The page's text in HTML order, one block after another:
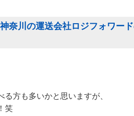
神奈川の運送会社ロジフォワー
方も多いかと思いますが、
笑